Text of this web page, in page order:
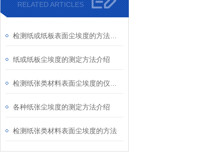
RELATED ARTICLES
纸或纸板尘埃度的测定方法介绍
各种纸张尘埃度的测定方法介绍
检测纸张类材料表面尘埃度的方法